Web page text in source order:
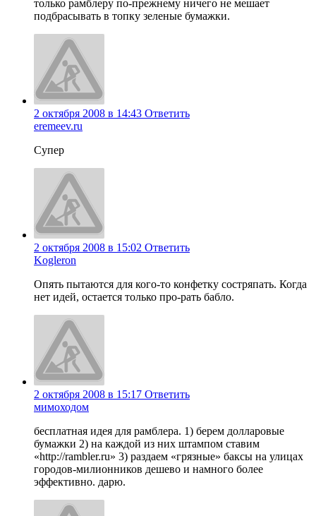
только рамблеру по-прежнему ничего не мешает
подбрасывать в топку зеленые бумажки.
2 октября 2008 в 14:43 Ответить
eremeev.ru
Супер
2 октября 2008 в 15:02 Ответить
Kogleron
Опять пытаются для кого-то конфетку состряпать. Когда
нет идей, остается только про-рать бабло.
2 октября 2008 в 15:17 Ответить
мимоходом
бесплатная идея для рамблера. 1) берем долларовые
бумажки 2) на каждой из них штампом ставим
«http://rambler.ru» 3) раздаем «грязные» баксы на улицах
городов-милионников дешево и намного более
эффективно. дарю.